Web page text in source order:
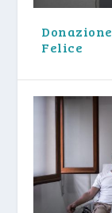
Felice